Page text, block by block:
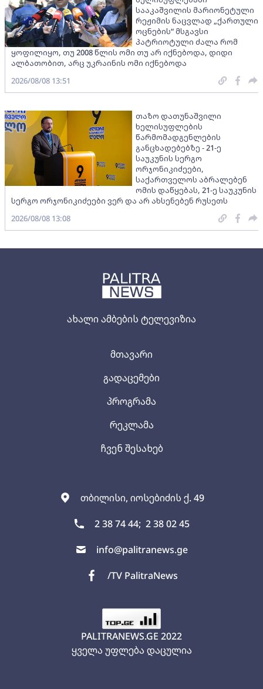
ახალი ამბების ტელევიზია
თბილისი, იოსებიძის ქ. 49
2 38 74 44; 2 38 02 45
info@palitranews.ge
/TV PalitraNews
მთავარი
გადაცემები
პროგრამა
რეკლამა
ჩვენ შესახებ
PALITRANEWS.GE 2022
ყველა უფლება დაცულია
სააკაშვილის მარიონეტული
რეჟიმის ნაცვლად „ქართული
ოცნების“ მსგავსი
პატრიოტული ძალა რომ
ყოფილიყო, თუ 2008 წლის ომი თუ არ იქნებოდა, დიდი
ალბათობით, არც უკრაინის ომი იქნებოდა
2026/08/08 13:51
თაზო დათუნაშვილი
ხელისუფლების
წარმომადგენლების
განცხადებებზე - 21-ე
საუკუნის სერგო
ორჯონიკიძეები,
საქართველოს აბრალებენ
ომის დაწყებას, 21-ე საუკუნის
სერგო ორჯონიკიძეები ვერ და არ ახსენებენ რუსეთს
2026/08/08 13:08